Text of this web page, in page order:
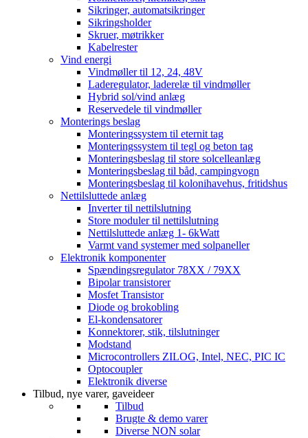
Sikringer, automatsikringer
Sikringsholder
Skruer, møtrikker
Kabelrester
Vind energi
Vindmøller til 12, 24, 48V
Laderegulator, laderelæ til vindmøller
Hybrid sol/vind anlæg
Reservedele til vindmøller
Monterings beslag
Monteringssystem til eternit tag
Monteringssystem til tegl og beton tag
Monteringsbeslag til store solcelleanlæg
Monteringsbeslag til båd, campingvogn
Monteringsbeslag til kolonihavehus, fritidshus
Nettilsluttede anlæg
Inverter til nettilslutning
Store moduler til nettilslutning
Nettilsluttede anlæg 1- 6kWatt
Varmt vand systemer med solpaneller
Elektronik komponenter
Spændingsregulator 78XX / 79XX
Bipolar transistorer
Mosfet Transistor
Diode og brokobling
El-kondensatorer
Konnektorer, stik, tilslutninger
Modstand
Microcontrollers ZILOG, Intel, NEC, PIC IC
Optocoupler
Elektronik diverse
Tilbud, nye varer, gaveideer
Tilbud
Brugte & demo varer
Diverse NON solar